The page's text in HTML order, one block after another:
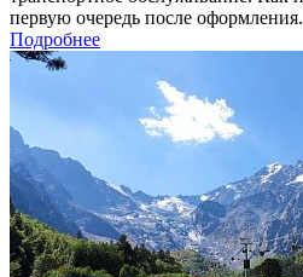
первую очередь после оформления.
Подробнее